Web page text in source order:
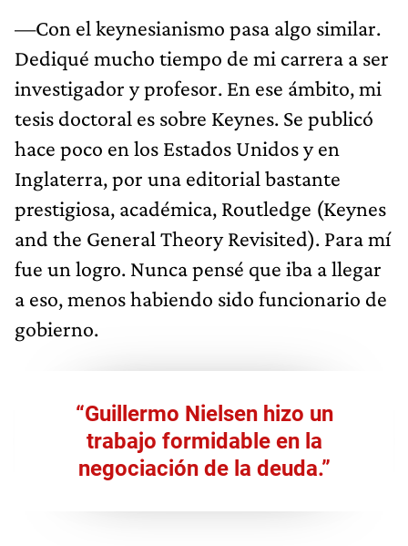
—Con el keynesianismo pasa algo similar.
Dediqué mucho tiempo de mi carrera a ser
investigador y profesor. En ese ámbito, mi
tesis doctoral es sobre Keynes. Se publicó
hace poco en los Estados Unidos y en
Inglaterra, por una editorial bastante
prestigiosa, académica, Routledge (Keynes
and the General Theory Revisited). Para mí
fue un logro. Nunca pensé que iba a llegar
a eso, menos habiendo sido funcionario de
gobierno.
“Guillermo Nielsen hizo un
trabajo formidable en la
negociación de la deuda.”